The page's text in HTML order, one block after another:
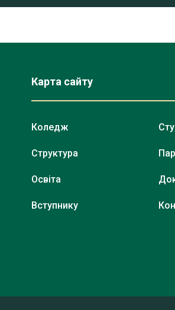
Карта сайту
Коледж
Структура
Освіта
Вступнику